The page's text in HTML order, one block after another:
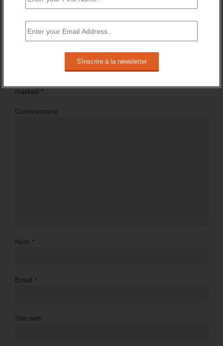
cotisations des contrats courts ?”
marked *
Commentaire
Nom *
Email *
Site web